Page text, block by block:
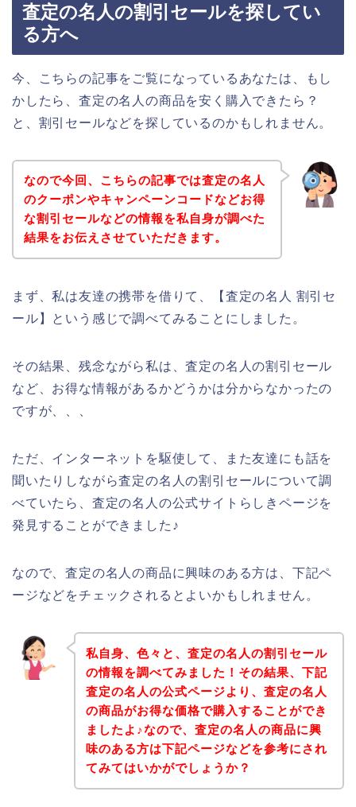
査定の名人の割引セールを探してい
る方へ
今、こちらの記事をご覧になっているあなたは、もし
かしたら、査定の名人の商品を安く購入できたら？
と、割引セールなどを探しているのかもしれません。
なので今回、こちらの記事では査定の名人
のクーポンやキャンペーンコードなどお得
な割引セールなどの情報を私自身が調べた
結果をお伝えさせていただきます。
まず、私は友達の携帯を借りて、【査定の名人 割引セ
ール】という感じで調べてみることにしました。
その結果、残念ながら私は、査定の名人の割引セール
など、お得な情報があるかどうかは分からなかったの
ですが、、、
ただ、インターネットを駆使して、また友達にも話を
聞いたりしながら査定の名人の割引セールについて調
べていたら、査定の名人の公式サイトらしきページを
発見することができました♪
なので、査定の名人の商品に興味のある方は、下記ペ
ージなどをチェックされるとよいかもしれません。
私自身、色々と、査定の名人の割引セール
の情報を調べてみました！その結果、下記
査定の名人の公式ページより、査定の名人
の商品がお得な価格で購入することができ
ましたよ♪なので、査定の名人の商品に興
味のある方は下記ページなどを参考にされ
てみてはいかがでしょうか？